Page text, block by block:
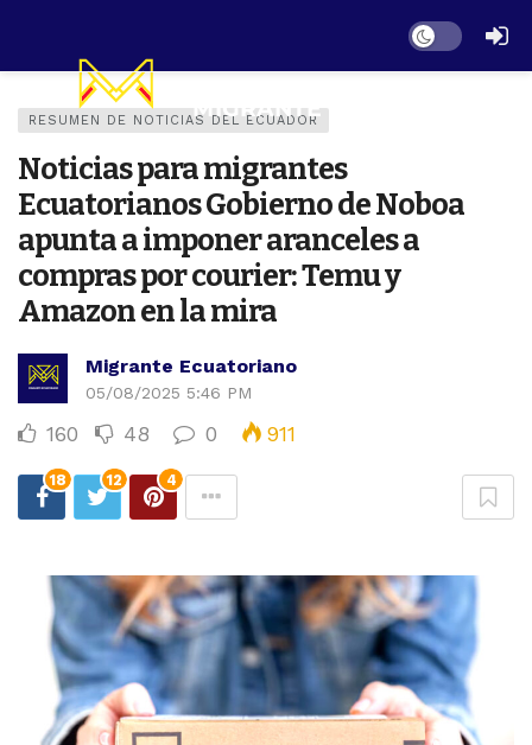
Dark mode
RESUMEN DE NOTICIAS DEL ECUADOR
Noticias para migrantes
Ecuatorianos Gobierno de Noboa
apunta a imponer aranceles a
compras por courier: Temu y
Amazon en la mira
Migrante Ecuatoriano
05/08/2025 5:46 PM
160 48 0 911
18 12 4